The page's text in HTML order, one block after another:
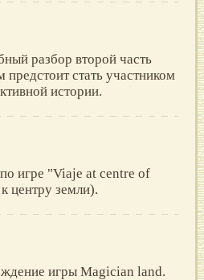
разбор второй часть
стать участником
истории.
игре "Viaje at centre of
центру земли).
игры Magician land.